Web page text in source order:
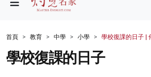
財經
生活
首頁 教育 中學 小學 學校復課的日子 |
學校復課的日子